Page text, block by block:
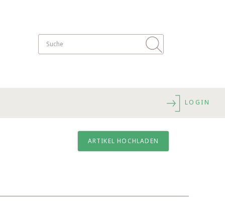
LOGIN
ARTIKEL HOCHLADEN